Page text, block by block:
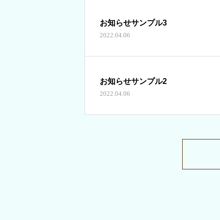
お知らせサンプル3
2022.04.06
お知らせサンプル2
2022.04.06